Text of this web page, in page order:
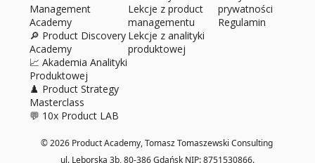
Management
Academy
🔎 Product Discovery
Academy
📈 Akademia Analityki
Produktowej
♟️ Product Strategy
Masterclass
💬 10x Product LAB
Lekcje z product
managementu
Lekcje z analityki
produktowej
prywatności
Regulamin
© 2026 Product Academy, Tomasz Tomaszewski Consulting
ul. Lęborska 3b, 80­-386 Gdańsk NIP: 8751530866.